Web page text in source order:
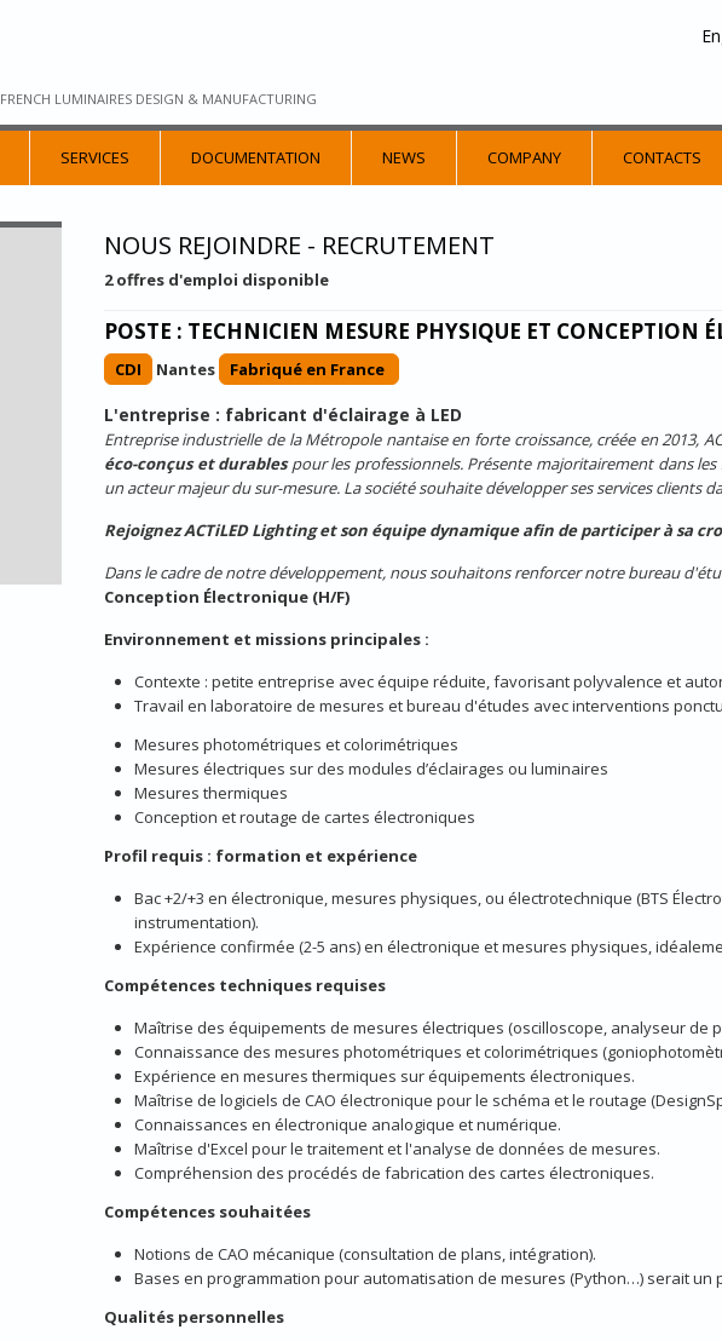
FRENCH LUMINAIRES DESIGN & MANUFACTURING
SERVICES DOCUMENTATION NEWS COMPANY CONTACTS
NOUS REJOINDRE - RECRUTEMENT
2 offres d'emploi disponible
POSTE : TECHNICIEN MESURE PHYSIQUE ET CONCEPTION
CDI Nantes Fabriqué en France
L'entreprise : fabricant d'éclairage à LED
Entreprise industrielle de la Métropole nantaise en forte croissance, créée en 2013,
éco-conçus et durablespour les professionnels. Présente majoritairement dans
un acteur majeur du sur-mesure. La société souhaite développer ses services clients
Rejoignez ACTiLED Lighting et son équipe dynamique afin de participer à sa
Dans le cadre de notre développement, nous souhaitons renforcer notre bureau
Conception Électronique (H/F)
Environnement et missions principales :
Contexte : petite entreprise avec équipe réduite, favorisant polyvalence et
Travail en laboratoire de mesures et bureau d'études avec interventions
Mesures photométriques et colorimétriques
Mesures électriques sur des modules d’éclairages ou luminaires
Mesures thermiques
Conception et routage de cartes électroniques
Profil requis : formation et expérience
Bac +2/+3 en électronique, mesures physiques, ou électrotechnique (BTS
instrumentation).
Expérience confirmée (2-5 ans) en électronique et mesures physiques,
Compétences techniques requises
Maîtrise des équipements de mesures électriques (oscilloscope, analyseur de
Connaissance des mesures photométriques et colorimétriques
Expérience en mesures thermiques sur équipements électroniques.
Maîtrise de logiciels de CAO électronique pour le schéma et le routage
Connaissances en électronique analogique et numérique.
Maîtrise d'Excel pour le traitement et l'analyse de données de mesures.
Compréhension des procédés de fabrication des cartes électroniques.
Compétences souhaitées
Notions de CAO mécanique (consultation de plans, intégration).
Bases en programmation pour automatisation de mesures (Python…) serait un
Qualités personnelles